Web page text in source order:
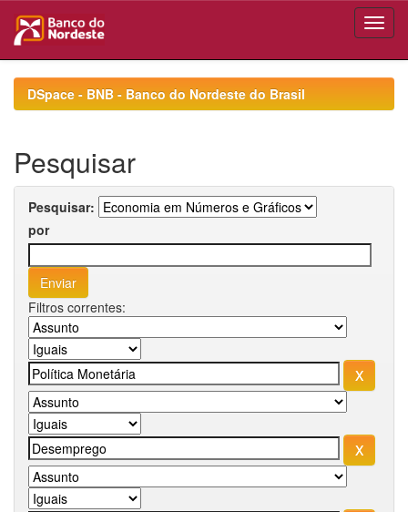
navigationDSpace - BNB - Banco do Nordeste do Brasil
Pesquisar
Pesquisar:
por
Filtros correntes: